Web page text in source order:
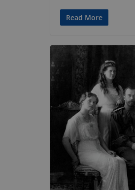
Read More